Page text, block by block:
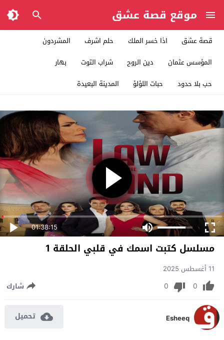
موقع قصة عشق
قصة عشق اذا خسر الملك حلم اشرف
المشردون
المؤسس عثمان
دين الروح شراب التوت
بهار
حب بلا حدود
حبات اللؤلؤ المدينة البعيدة
01:38:15
مسلسل كتبت اسمك في قلبي الحلقة 1
11 أغسطس 2025
0
0 شارك
Esheeq تحميل